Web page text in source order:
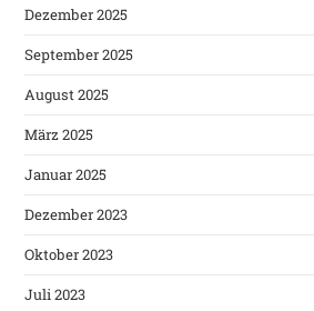
Dezember 2025
September 2025
August 2025
März 2025
Januar 2025
Dezember 2023
Oktober 2023
Juli 2023